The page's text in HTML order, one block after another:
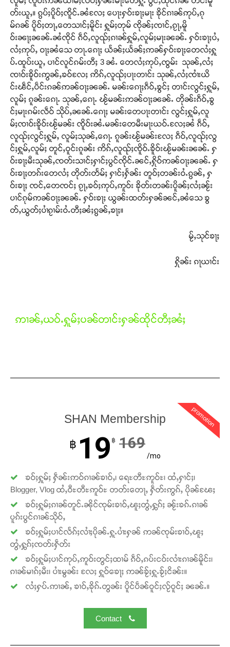
Support SHAN
တႃႇႁႂ်ႈသဵင်ၵၢင်ၸႂ်ၵူၼ်းမိူင်း ၵူႈတီႈၵူႈလႅၼ်ပေႃးတေၸွ
တ်ႇ တူဝ်ႈလုမ်ႈၾႃႉၼၼ်ႉ ၶဝ်ႈႁူမ်ႈၵမ်ႉထႅမ် ၸုမ်းၶၢ
တ်းယူႇ။ ၵွပ်ႈပိူဝ်ႈၸိူင်ႉၼႆလႄႈ ပေႃးႁဝ်းၶႃႈမႃး ၶိုင်ၵၢၼ်ဢုပ်ႇၵု
မ်ၵၼ် ပိူဝ်ႈတႃႇတေသၢင်ႈမိူင်း ႁူမ်ႈတုမ် ၸိုၼ်ႈၸၢင်ႇၵႂႃႇမိူ
ဝ်းၼႃႈၼၼ်ႉၼႆၸိုင် ၵဵဝ်ႇလူၺ်ႈၵၢၼ်ႁူမ်ႇလူမ်ႈမႃးၼၼ်ႉ ႁဝ်းၶႃႈပႆႇ
လႆႈဢုပ်ႇ ဝႃႈၼႆသေ တႃႉၵေႃႈ ယႅၼ်ႈယႅၼ်ႈဢၼ်ႁဝ်းၶႃႈတေလႆႈႁူ
ပ်ႉထူပ်းယူႇ ပၢင်လူင်ၵမ်းတီႈ 3 ၼႆႉ တေလႆႈဢုပ်ႇၸွမ်း သုၼ်ႇလႆႈ
ၸၢဝ်းၶိူဝ်းဢွၼ်ႇၶဝ်လႄႈ ဢိၵ်ႇလူၺ်ႈပႃးတၢင်း သုၼ်ႇလႆႈၸၢႆးယိ
င်းၽဵင်ႇပဵင်းၵၼ်ဢၼ်ဝႃႈၼၼ်ႉ မၼ်းၵေႃႈၵဵဝ်ႇၶွင်ႈ တၢင်းလွင်ႈႁူမ်ႇ
လူမ်ႈ ၵူၼ်းၵေႃႉ သုၼ်ႇၵေႃႉ ၽႂ်မၼ်းဢၼ်ဝႃႈၼၼ်ႉ တိုၼ်းၵဵဝ်ႇၶွ
င်ႈမႃးၵမ်းလဵဝ် သိုပ်ႇၼၼ်ႉၵေႃႈ မၼ်းတေပႃးတၢင်း လွင်ႈႁူမ်ႇလူ
မ်ႈၸၢဝ်းၶိူဝ်းၽႂ်မၼ်း ၸိူဝ်းၼႆႉမၼ်းတေမီးမႃးယဝ်ႉလႄႈၼႆ ၵဵဝ်ႇ
လူၺ်ႈလွင်ႈႁူမ်ႇ လူမ်ႈသုၼ်ႇၵေႃႉ ၵူၼ်းၽႂ်မၼ်းလႄႈ ၵဵဝ်ႇလူၺ်ႈလွ
င်ႈႁူမ်ႇလူမ်ႈ တူင်ႇဝူင်းၵူၼ်း ဢိၵ်ႇလူၺ်ႈၸိူဝ်ႉၶိူဝ်းၽႂ်မၼ်းၼၼ်ႉ ႁ
ဝ်းၶႃႈမီးသုၼ်ႇၸတ်းသၢင်ႈႁၢင်ႈပွင်ၸိုင်ႉၼင်ႇႁိုဝ်ဢၼ်ဝႃႈၼၼ်ႉ ႁ
ဝ်းၶႃႈတၵ်းတေလႆႈ တိုတ်းတႅမ်ႈ ႁၢင်ႈႁႅၼ်း တူဝ်ႈတၼ်းဝႆႉၵွၼ်ႇ ႁ
ဝ်းၶႃႈ ၸင်ႇတေၸင်ႈ ၵႂႃႇၶဝ်ႈဢုပ်ႇဢူဝ်း ၶိုတ်းတၼ်းပိူၼ်ႈလႆႈၼႂ်း
ပၢင်ၵုမ်ဢၼ်ဝႃႈၼၼ်ႉ ႁဝ်းၶႃႈ ယွၼ်းထတ်းႁၼ်ၼင်ႇၼႆသေ ၶွ
တ်ႇယွတ်ႈပၢႆၵႂၢမ်းဝႆႉတီႈၼႆႈၵွၼ်ႇၶႃႈ။
မႂ်ႇသုင်ၶႃႈ
ႁိုၼ်း ၵႃယၢင်း
ဢၢၼ်ႇယဝ်ႉႁူမ်ႈပၼ်တၢင်းႁၼ်ထိုင်တီႈၼႆႈ
promotion
SHAN Membership
฿ 19 ฿ 169
/mo
ၶဝ်ႈႁူမ်ႈ ႁဵၼ်းဢဝ်ၵၢၼ်ၶၢဝ်ႇ၊ ရေႊတီႊဢူဝ်ႊ၊ ထႆႇႁၢင်ႈ၊
Blogger, Vlog ထႆႇဝီႊတီႊဢူဝ်ႊ တတ်းတေႃႇ ႁဵတ်းဢွၵ်ႇ ပိုၼ်ၽႄႈ
ၶဝ်ႈႁူမ်ႈၵၢၼ်တူင်ႉၼိုင်ၸုမ်းၶၢဝ်ႇၽူႈတွႆႇႁွၵ်ႈ ၼႂ်းၶၵ်ႉၵၢၼ်
ပူၵ်းပွင်ၵၢၼ်သိုဝ်ႇ
ၶဝ်ႈႁူမ်ႈပၢင်လႅၵ်ႈလၢႆႈပိုၼ်ႉႁူႉပၢႆးႁၼ် ဢၼ်ၸုမ်းၶၢဝ်ႇၽူႈ
တွႆႇႁွၵ်ႈၸတ်းႁဵတ်း
ၶဝ်ႈႁူမ်ႈပၢင်ဢုပ်ႇဢူဝ်းတွင်ႈထၢမ် ၵဵဝ်ႇၵပ်းငဝ်းလၢႆးၵၢၼ်မိူင်း၊
ၵၢၼ်မၢၵ်ႈမီး၊ ပၢႆးမွၼ်း လႄႈ ႁူဝ်ၶေႃႈ ဢၼ်ၶႂ်ႈႁူႉၶႂ်ႈငိၼ်း။
လႆႈႁပ်ႉဢၢၼ်ႇ ၶၢဝ်ႇၶိုၵ်ႉတွၼ်း ပိူင်ပဵၼ်ဝူင်ႈလႂ်ဝူင်ႈ ၼၼ်ႉ။
Contact